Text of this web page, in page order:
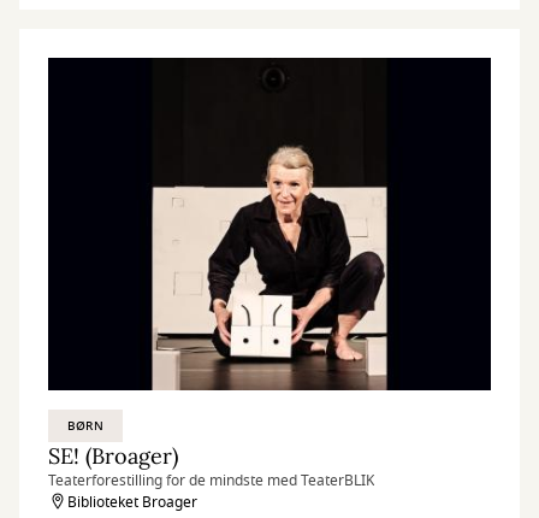
BØRN
SE! (Broager)
Teaterforestilling for de mindste med TeaterBLIK
Biblioteket Broager